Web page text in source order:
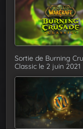
Sortie de Burning
Classic le 2 juin 2021